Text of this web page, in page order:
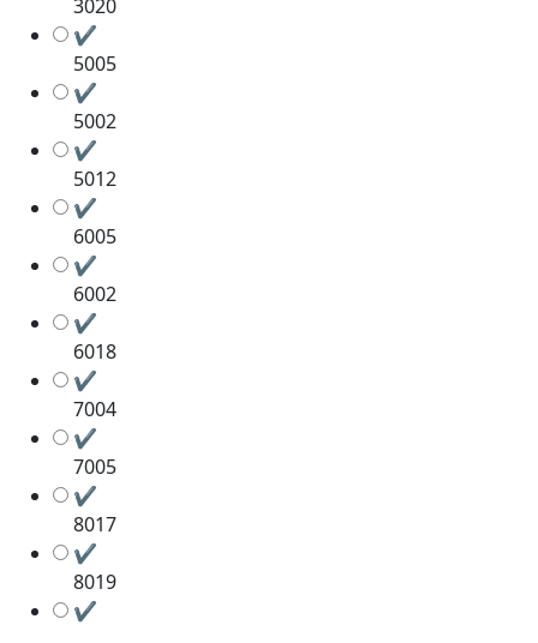
3020
✔
5005
✔
5002
✔
5012
✔
6005
✔
6002
✔
6018
✔
7004
✔
7005
✔
8017
✔
8019
✔